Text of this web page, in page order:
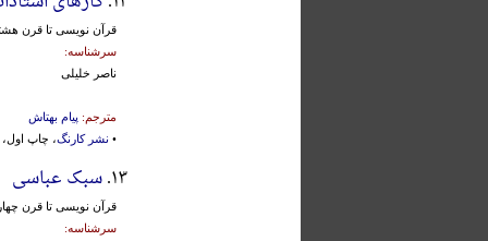
قرآن نویسی تا قرن
سرشناسه:
ناصر خلیلی
مترجم: پیام بهتاش
• نشر کارنگ، چاپ اول، تهران،
۱۳. سبک عباسی
قرآن نویسی تا قرن
سرشناسه: